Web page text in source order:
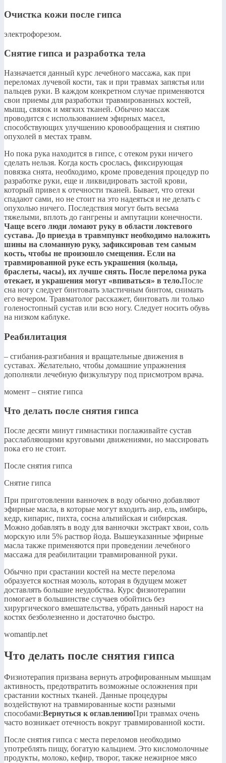
Очистка кожи после гипса
​электрофорезом.​
Снятие гипса и разработка тела
​Назначается данный курс лечебного массажа, как при
переломах лучевой кости, так и при травмах запястья или
пальцев руки. В каждом конкретном случае применяются
свои приемы для разработки травмированных костей,
мышц, связок и мягких тканей. Обычно массаж
проводится с использованием эфирных масел,
способствующих улучшению кровообращения и снятию
опухолей в местах травм.​
​Но пока рука находится в гипсе, с отеком руки ничего
сделать нельзя. Когда кость срослась, фиксирующая
повязка снята, необходимо, кроме проведения процедур по
разработке руки, еще и ликвидировать застой крови,
который привел к отечности тканей. Бывает, что отеки
спадают сами, но не стоит на это надеяться и не делать с
опухолью ничего. Последствия могут быть весьма
тяжелыми, вплоть до гангрены и ампутации конечности.​
Чаще всего люди ломают руку в области локтевого
сустава. До приезда в травмпункт необходимо наложить
шины на сломанную руку, зафиксировав тем самым
кость, чтобы не произошло смещения. Если на
травмированной руке есть украшения (кольца,
браслеты, часы), их лучше снять. После перелома рука
отекает, и украшения могут «впиваться» в тело.​​После
сна ногу следует бинтовать эластичным бинтом, снимать
его вечером. Травматолог расскажет, бинтовать ли только
голеностопный сустав или всю ногу. Следует носить обувь
на низком каблуке.​
Реабилитация
​– сгибания-разгибания и вращательные движения в
суставах. Желательно, чтобы домашние упражнения
дополняли лечебную физкультуру под присмотром врача.​
​момент – снятие гипса​
Что делать после снятия гипса
​После десяти минут гимнастики поглаживайте сустав
расслабляющими круговыми движениями, но массировать
пока его не стоит.​
​После снятия гипса​
​Снятие гипса​
​При приготовлении ванночек в воду обычно добавляют
эфирные масла, в которые могут входить аир, ель, имбирь,
кедр, кипарис, пихта, сосна альпийская и сибирская.
Можно добавлять в воду для ванночки экстракт хвои, соль
морскую или 5% раствор йода. Вышеуказанные эфирные
масла также применяются при проведении лечебного
массажа для реабилитации травмированной руки.​
​Обычно при срастании костей на месте перелома
образуется костная мозоль, которая в будущем может
доставлять большие неудобства. Курс физиотерапии
помогает в большинстве случаев обойтись без
хирургического вмешательства, убрать данный нарост на
костях безболезненно и достаточно быстро.​
womantip.net
Что делать после снятия гипса
​Физиотерапия призвана вернуть атрофированным мышцам
активность, предотвратить возможные осложнения при
срастании костных тканей. Данные процедуры
воздействуют на травмированные кости разными
способами:​​Вернуться к оглавлению​​При травмах очень
часто возникает отечность вокруг травмированной кости.​
​После снятия гипса с места переломов необходимо
употреблять пищу, богатую кальцием. Это кисломолочные
продукты, молоко, кефир, творог, также нежирное мясо